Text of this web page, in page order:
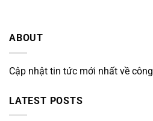
ABOUT
Cập nhật tin tức mới nhất về
LATEST POSTS